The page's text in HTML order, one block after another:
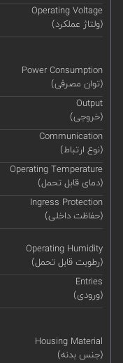
Operating Voltage
(ولتاژ عملکرد)
Power Consumption
(توان مصرفی)
Output
(خروجی)
Communication
(نوع ارتباط)
Operating Temperature
(دمای قابل تحمل)
Ingress Protection
(حفاظت داخلی)
Operating Humidity
(رطوبت قابل تحمل)
Entries
(ورودی)
Housing Material
(جنس بدنه)